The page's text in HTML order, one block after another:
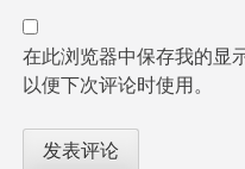
在此浏览器中保存我的显
以便下次评论时使用。